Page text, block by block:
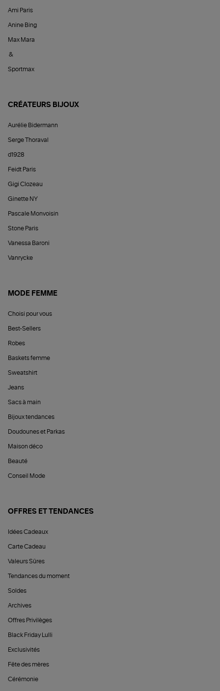
Ami Paris
Anine Bing
Max Mara
&
Sportmax
CRÉATEURS BIJOUX
Aurélie Bidermann
Serge Thoraval
d1928
Feidt Paris
Gigi Clozeau
Ginette NY
Pascale Monvoisin
Stone Paris
Vanessa Baroni
Vanrycke
MODE FEMME
Choisi pour vous
Best-Sellers
Robes
Baskets femme
Sweatshirt
Jeans
Sacs à main
Bijoux tendances
Doudounes et Parkas
Maison déco
Beauté
Conseil Mode
OFFRES ET TENDANCES
Idées Cadeaux
Carte Cadeau
Valeurs Sûres
Tendances du moment
Soldes
Archives
Offres Privilèges
Black Friday Lulli
Exclusivités
Fête des mères
Cérémonie